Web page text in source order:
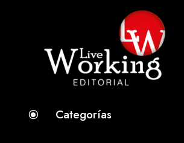
\ Categorías